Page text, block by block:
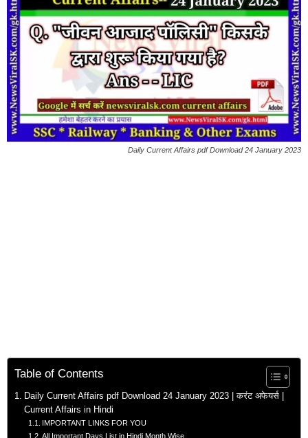
Daily Current Affairs pdf Download 24 January 2023
Table of Contents
Daily Current Affairs pdf Download 24 January 2023 | करंट अफेयर्स |
Current Affairs in Hindi
IMPORTANT LINKS FOR YOU
All Important Days List in Hindi Month Wise